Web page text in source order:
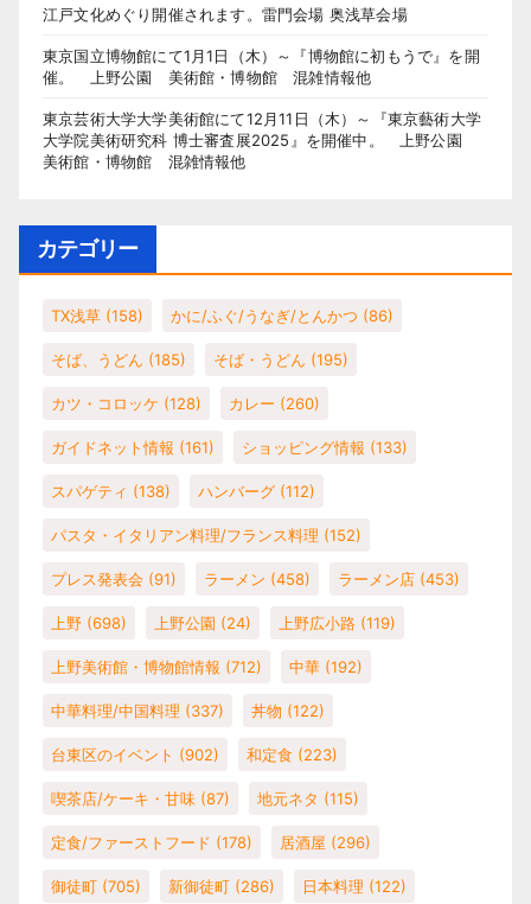
江戸文化めぐり開催されます。雷門会場 奥浅草会場
東京国立博物館にて1月1日（木）～『博物館に初もうで』を開
催。 上野公園 美術館・博物館 混雑情報他
東京芸術大学大学美術館にて12月11日（木）～『東京藝術大学
大学院美術研究科 博士審査展2025』を開催中。 上野公園
美術館・博物館 混雑情報他
カテゴリー
TX浅草 (158) かに/ふぐ/うなぎ/とんかつ (86)
そば、うどん (185) そば・うどん (195)
カツ・コロッケ (128) カレー (260)
ガイドネット情報 (161) ショッピング情報 (133)
スパゲティ (138) ハンバーグ (112)
パスタ・イタリアン料理/フランス料理 (152)
プレス発表会 (91) ラーメン (458) ラーメン店 (453)
上野 (698) 上野公園 (24) 上野広小路 (119)
上野美術館・博物館情報 (712) 中華 (192)
中華料理/中国料理 (337) 丼物 (122)
台東区のイベント (902) 和定食 (223)
喫茶店/ケーキ・甘味 (87) 地元ネタ (115)
定食/ファーストフード (178) 居酒屋 (296)
御徒町 (705) 新御徒町 (286) 日本料理 (122)